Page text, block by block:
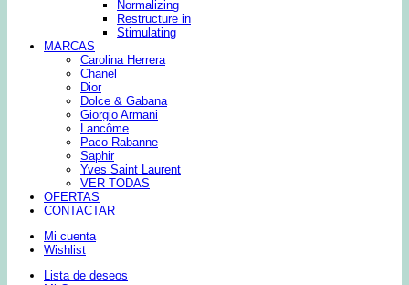
Normalizing
Restructure in
Stimulating
MARCAS
Carolina Herrera
Chanel
Dior
Dolce & Gabana
Giorgio Armani
Lancôme
Paco Rabanne
Saphir
Yves Saint Laurent
VER TODAS
OFERTAS
CONTACTAR
Mi cuenta
Wishlist
Lista de deseos